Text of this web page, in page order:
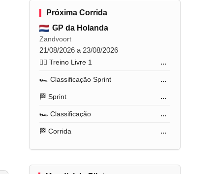
Próxima Corrida
GP da Holanda
Zandvoort
21/08/2026 a 23/08/2026
🏋️‍♂️ Treino Livre 1 ...
🏎️ Classificação Sprint ...
🏁 Sprint ...
🏎️ Classificação ...
🏁 Corrida ...